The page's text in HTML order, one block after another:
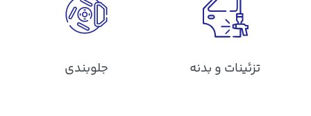
تزئینات و بدنه جلوبندی